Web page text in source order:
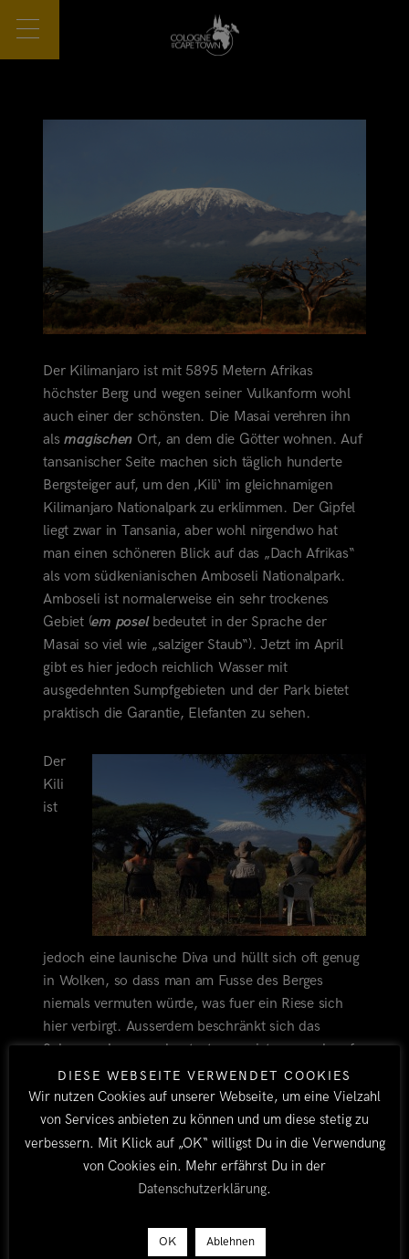
Der Kilimanjaro ist mit 5895 Metern Afrikas
höchster Berg und wegen seiner Vulkanform wohl
auch einer der schönsten. Die Masai verehren ihn
alsmagischen Ort, an dem die Götter wohnen. Auf
tansanischer Seite machen sich täglich hunderte
Bergsteiger auf, um den ‚Kili‘ im gleichnamigen
Kilimanjaro Nationalpark zu erklimmen. Der Gipfel
liegt zwar in Tansania, aber wohl nirgendwo hat
man einen schöneren Blick auf das „Dach Afrikas“
als vom südkenianischen Amboseli Nationalpark.
Amboseli ist normalerweise ein sehr trockenes
Gebiet (em poselbedeutet in der Sprache der
Masai so viel wie „salziger Staub“). Jetzt im April
gibt es hier jedoch reichlich Wasser mit
ausgedehnten Sumpfgebieten und der Park bietet
praktisch die Garantie, Elefanten zu sehen.
Der
Kili
ist
jedoch eine launische Diva und hüllt sich oft genug
in Wolken, so dass man am Fusse des Berges
niemals vermuten würde, was fuer ein Riese sich
hier verbirgt. Ausserdem beschränkt sich das
Schneevorkommen heutzutage meist nur noch auf
ein kleines Restfeld auf dem Gipfel des Uhuru Peak.
Die Eiskappe ist im letzten Jahrhundert um 85 %
geschmolzen, was angeblich eher mit einem
trockeneren regionalen Klima zu tun hat als mit
globaler Klimaerwärmung. Aber nachts schneit es
auf dem Kili und „Seine Majestaet“ zeigt sich in
Kimana Campsite etwas länger dauert als
DIESE WEBSEITE VERWENDET COOKIES
Wir nutzen Cookies auf unserer Webseite, um eine Vielzahl
von Services anbieten zu können und um diese stetig zu
verbessern. Mit Klick auf „OK“ willigst Du in die Verwendung
von Cookies ein. Mehr erfährst Du in der
Datenschutzerklärung.
OK Ablehnen